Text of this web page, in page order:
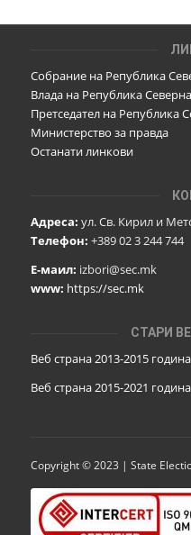
Собрание на Република
Влада на Република
Претседател на Република
Министерство за правда
Останати линкови
Адреса: ул. Св. Кирил и
Телефон: +389 02 3 244 744
Е-маил: izbori@sec.mk
www: https://sec.mk
СТАРИ
Веб страна 2013-2015 година
Веб страна 2015-2021 година
Copyright © 2023 | State